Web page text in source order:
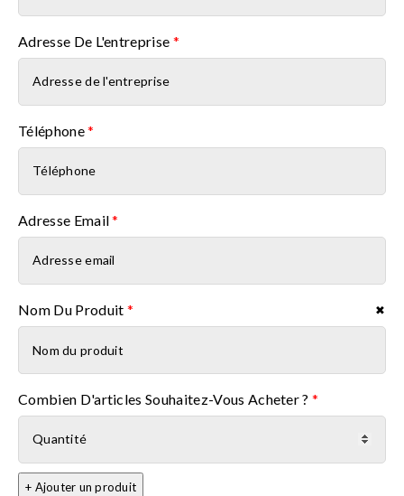
Adresse De L'entreprise *
Téléphone*
Adresse Email*
Nom Du Produit *
Nom du produit
Combien D'articles Souhaitez-Vous Acheter ?*
✖
+ Ajouter un produit